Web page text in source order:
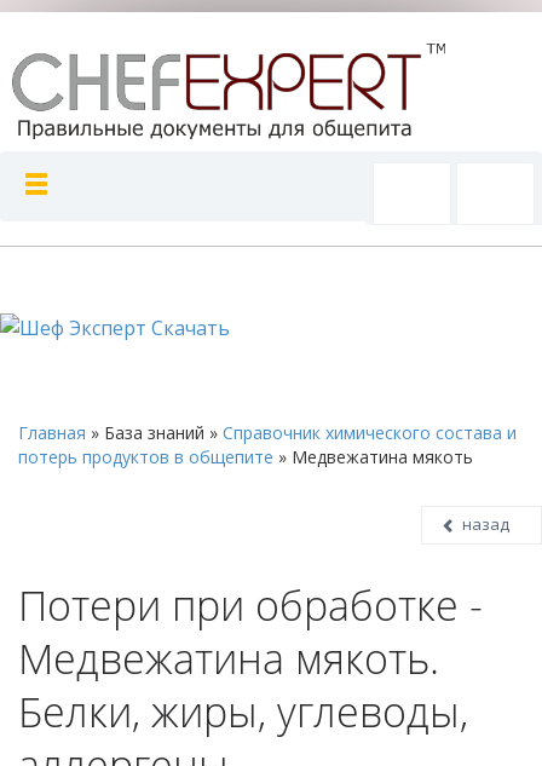
Главная » База знаний » Справочник химического состава и
потерь продуктов в общепите » Медвежатина мякоть
назад
Потери при обработке -
Медвежатина мякоть.
Белки, жиры, углеводы,